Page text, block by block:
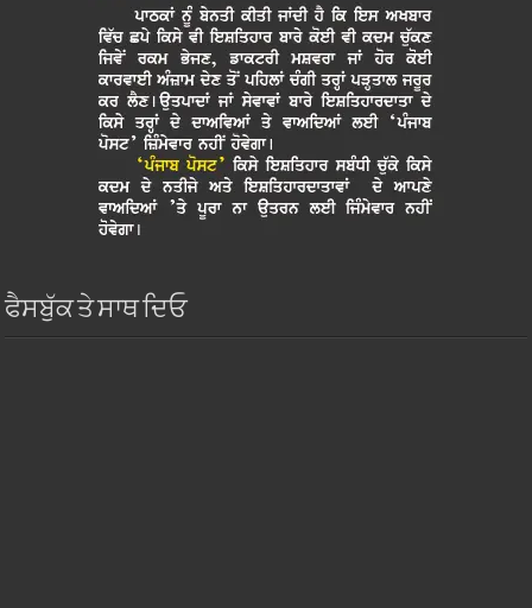
ਫੈਸਬੁੱਕ ਤੇ ਸਾਥ ਦਿਓ